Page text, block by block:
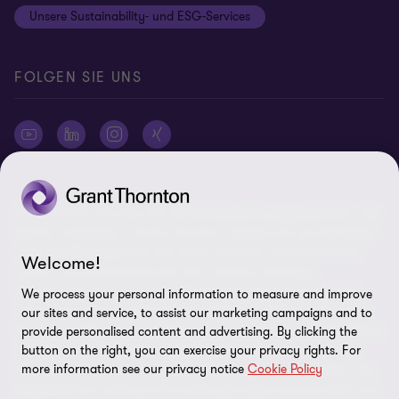
Cookie-Einstellungen
Unsere Sustainability- und ESG-Services
FOLGEN SIE UNS
© 2026 Grant Thornton AG Wirtschaftsprüfungsgesellschaft - Alle
(„GTIL“), je nach Kontext eine oder mehrere, Prüfungs-,
Steuerberatungs- und andere Beratungs-leistungen (insgesamt
„Leistungen“) für ihre Mandanten erbringen. Die Grant Thornton
AG Wirtschaftsprüfungsgesellschaft ist die deutsche Mitgliedsfirma
von GTIL. GTIL und deren Mitgliedsfirmen sind keine weltweite
Partnerschaft, sondern rechtlich selbständige Gesellschaften. Die
Welcome!
We process your personal information to measure and improve
our sites and service, to assist our marketing campaigns and to
provide personalised content and advertising. By clicking the
button on the right, you can exercise your privacy rights. For
more information see our privacy notice Cookie Policy